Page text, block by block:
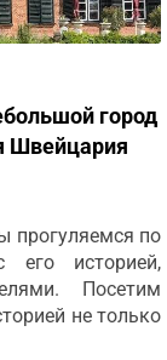
город
Швейцария
прогуляемся по
его историей,
Посетим
не только